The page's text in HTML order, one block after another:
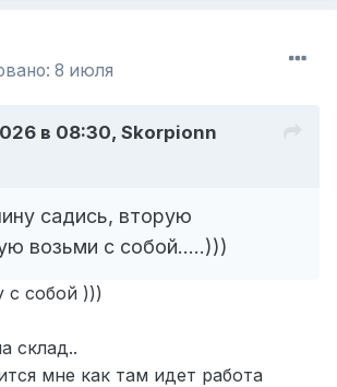
8 июля
в 08:30, Skorpionn
садись, вторую
возьми с собой.....)))
с собой )))
склад..
мне как там идет работа